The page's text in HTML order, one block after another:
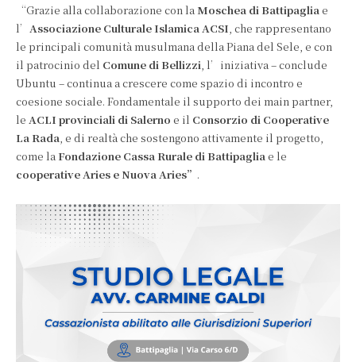
“Grazie alla collaborazione con laMoschea di Battipagliae
l’ Associazione Culturale Islamica ACSI, che rappresentano
le principali comunità musulmana della Piana del Sele, e con
il patrocinio del Comune di Bellizzi, l’iniziativa – conclude
Ubuntu – continua a crescere come spazio di incontro e
coesione sociale. Fondamentale il supporto dei main partner,
le ACLI provinciali di Salerno e il Consorzio di Cooperative
La Rada, e di realtà che sostengono attivamente il progetto,
come la Fondazione Cassa Rurale di Battipagliae le
cooperative Aries e Nuova Aries” .